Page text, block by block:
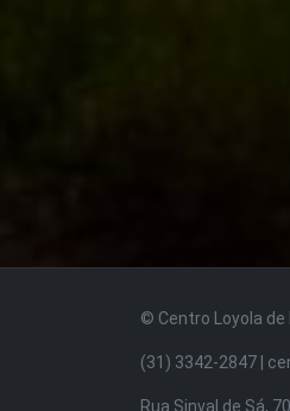
© Centro Loyola de
(31) 3342-2847 |
Rua Sinval de Sá,